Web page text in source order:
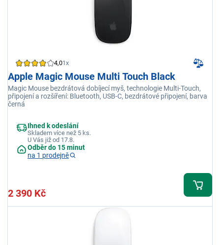
4,01x
Apple Magic Mouse Multi Touch Black
Magic Mouse bezdrátová dobíjecí myš, technologie Multi-Touch,
připojení a rozšíření: Bluetooth, USB-C, bezdrátové připojení, barva
černá
Ihned k odeslání
Skladem více než 5 ks.
U Vás již od 17.8.
Odběr do 15 minut
na 1 prodejně
2 390 Kč